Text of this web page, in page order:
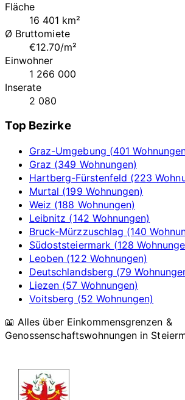
Fläche
16 401 km²
Ø Bruttomiete
€12.70/m²
Einwohner
1 266 000
Inserate
2 080
Top Bezirke
Graz-Umgebung (401
Graz (349 Wohnungen)
Hartberg-Fürstenfeld (223
Murtal (199 Wohnungen)
Weiz (188 Wohnungen)
Leibnitz (142 Wohnungen)
Bruck-Mürzzuschlag (140
Südoststeiermark (128
Leoben (122 Wohnungen)
Deutschlandsberg (79
Liezen (57 Wohnungen)
Voitsberg (52 Wohnungen)
📖 Alles über Einkommensgrenzen &
Genossenschaftswohnungen in